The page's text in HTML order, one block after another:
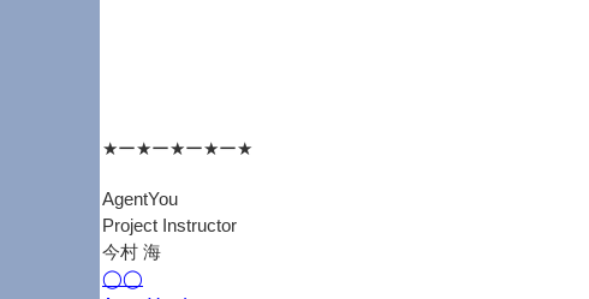
★ー★ー★ー★ー★
AgentYou
Project Instructor
今村 海
◯◯